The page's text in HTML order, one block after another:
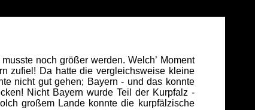
noch größer werden. Welch’ Moment
zufiel! Da hatte die vergleichsweise kleine
nicht gut gehen; Bayern - und das konnte
Nicht Bayern wurde Teil der Kurpfalz -
großem Lande konnte die kurpfälzische